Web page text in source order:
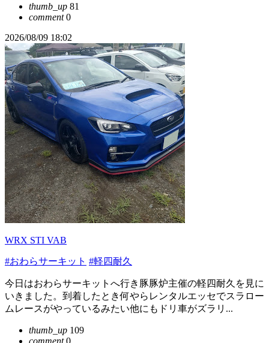
thumb_up 81
comment0
2026/08/09 18:02
WRX STI VAB
#おわらサーキット #軽四耐久
今日はおわらサーキットへ行き豚豚炉主催の軽四耐久を見に
いきました。到着したとき何やらレンタルエッセでスラロー
ムレースがやっているみたい他にもドリ車がズラリ...
thumb_up 109
comment0